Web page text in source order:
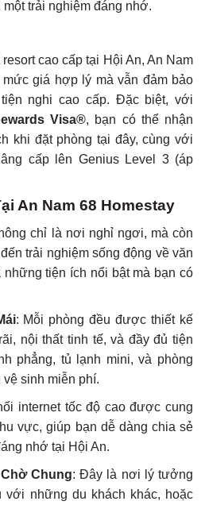
trải nghiệm đáng nhớ.
cao cấp tại Hội An, An Nam
giá hợp lý mà vẫn đảm bảo
nghi cao cấp. Đặc biệt, với
Visa®, bạn có thể nhận
khi đặt phòng tại đây, cùng với
cấp lên Genius Level 3 (áp
An Nam 68 Homestay
chỉ là nơi nghỉ ngơi, mà còn
trải nghiệm sống động về văn
tiện ích nổi bật mà bạn có
: Mỗi phòng đều được thiết kế
nội thất tinh tế, và đầy đủ tiện
phẳng, tủ lạnh mini, và phòng
sinh miễn phí.
internet tốc độ cao được cung
vực, giúp bạn dễ dàng chia sẻ
nhớ tại Hội An.
Chung: Đây là nơi lý tưởng
những du khách khác, hoặc